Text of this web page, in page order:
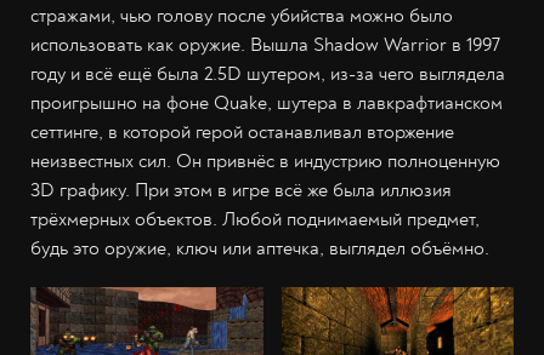
стражами, чью голову после убийства можно было
использовать как оружие. Вышла Shadow Warrior в 1997
году и всё ещё была 2.5D шутером, из-за чего выглядела
проигрышно на фоне Quake, шутера в лавкрафтианском
сеттинге, в которой герой останавливал вторжение
неизвестных сил. Он привнёс в индустрию полноценную
3D графику. При этом в игре всё же была иллюзия
трёхмерных объектов. Любой поднимаемый предмет,
будь это оружие, ключ или аптечка, выглядел объёмно.